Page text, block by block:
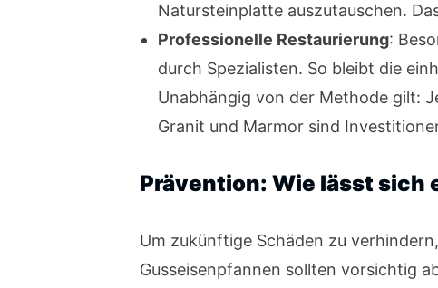
Natursteinplatte auszutauschen.
Professionelle Restaurierung:
durch Spezialisten. So bleibt die
Unabhängig von der Methode gilt:
Granit und Marmor sind
Prävention: Wie lässt
Um zukünftige Schäden zu
Gusseisenpfannen sollten vorsichtig